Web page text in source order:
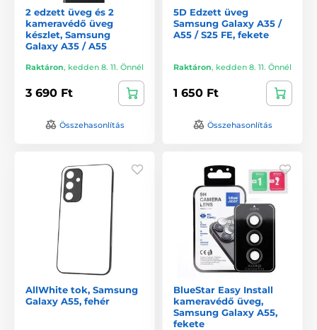
2 edzett üveg és 2
kameravédő üveg
készlet, Samsung
Galaxy A35 / A55
Raktáron, kedden 8. 11. Önnél
3 690 Ft
Összehasonlítás
5D Edzett üveg
Samsung Galaxy A35 /
A55 / S25 FE, fekete
Raktáron, kedden 8. 11. Önnél
1 650 Ft
Összehasonlítás
AllWhite tok, Samsung
Galaxy A55, fehér
BlueStar Easy Install
kameravédő üveg,
Samsung Galaxy A55,
fekete